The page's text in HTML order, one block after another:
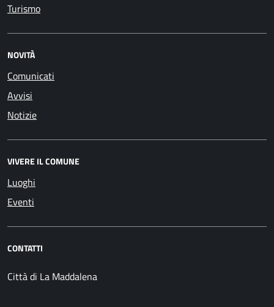
Turismo
NOVITÀ
Comunicati
Avvisi
Notizie
VIVERE IL COMUNE
Luoghi
Eventi
CONTATTI
Città di La Maddalena